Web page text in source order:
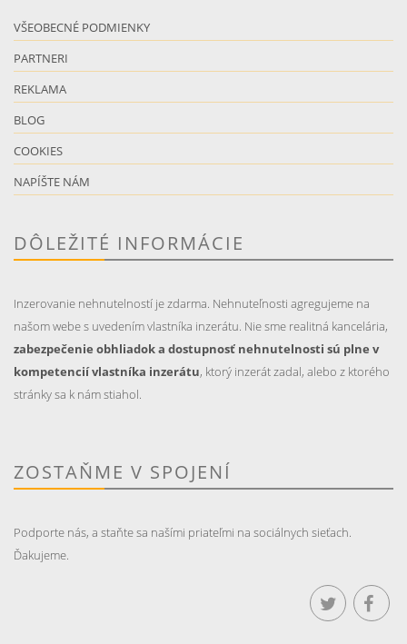
VŠEOBECNÉ PODMIENKY
PARTNERI
REKLAMA
BLOG
COOKIES
NAPÍŠTE NÁM
DÔLEŽITÉ INFORMÁCIE
Inzerovanie nehnutelností je zdarma. Nehnuteľnosti agregujeme na
našom webe s uvedením vlastníka inzerátu. Nie sme realitná kancelária,
zabezpečenie obhliadok a dostupnosť nehnutelnosti sú plne v
kompetencií vlastníka inzerátu, ktorý inzerát zadal, alebo z ktorého
stránky sa k nám stiahol.
ZOSTAŇME V SPOJENÍ
Podporte nás, a staňte sa našími priateľmi na sociálnych sieťach.
Ďakujeme.